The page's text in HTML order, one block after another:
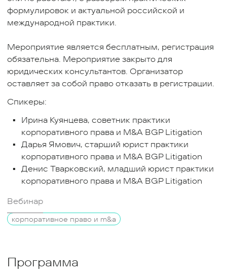
формулировок и актуальной российской и
международной практики.
Мероприятие является бесплатным, регистрация
обязательна. Мероприятие закрыто для
юридических консультантов. Организатор
оставляет за собой право отказать в регистрации.
Спикеры:
Ирина Куянцева, советник практики
корпоративного права и M&A BGP Litigation
Дарья Ямович, старший юрист практики
корпоративного права и M&A BGP Litigation
Денис Тварковский, младший юрист практики
корпоративного права и M&A BGP Litigation
Вебинар
корпоративное право и m&a
Программа